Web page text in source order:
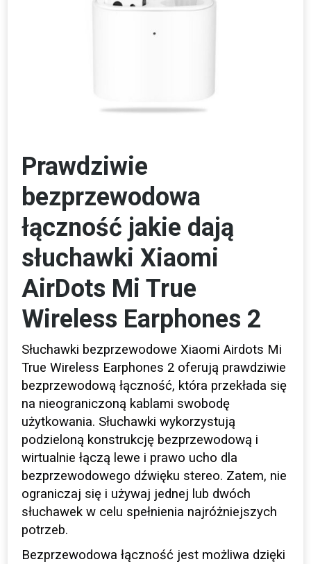
Prawdziwie
bezprzewodowa
łączność jakie dają
słuchawki Xiaomi
AirDots Mi True
Wireless Earphones 2
Słuchawki bezprzewodowe Xiaomi Airdots Mi
True Wireless Earphones 2 oferują prawdziwie
bezprzewodową łączność, która przekłada się
na nieograniczoną kablami swobodę
użytkowania. Słuchawki wykorzystują
podzieloną konstrukcję bezprzewodową i
wirtualnie łączą lewe i prawo ucho dla
bezprzewodowego dźwięku stereo. Zatem, nie
ograniczaj się i używaj jednej lub dwóch
słuchawek w celu spełnienia najróżniejszych
potrzeb.
Bezprzewodowa łączność jest możliwa dzięki